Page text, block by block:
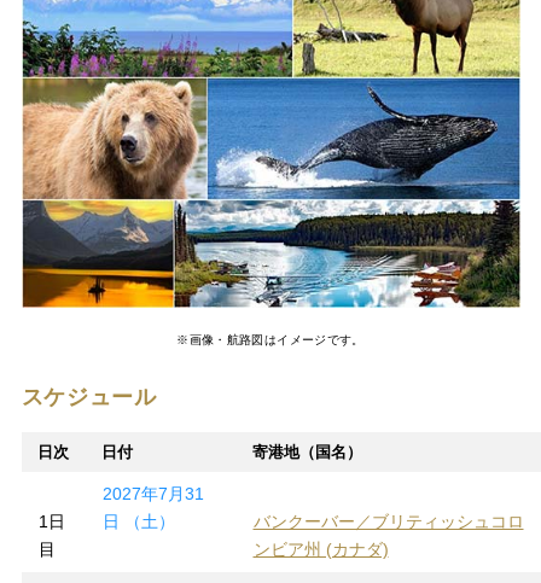
※画像・航路図はイメージです。
スケジュール
日次 日付 寄港地（国名）
1日
目
2027年7月31
日 （土）
バンクーバー／ブリティッシュコロ
ンビア州 (カナダ)